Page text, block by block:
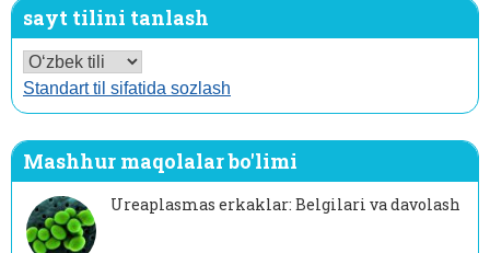
sayt tilini tanlash
Standart til sifatida sozlash
Mashhur maqolalar bo'limi
Ureaplasmas erkaklar: Belgilari va davolash